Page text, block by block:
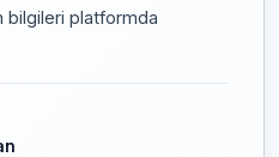
bilgileri platformda